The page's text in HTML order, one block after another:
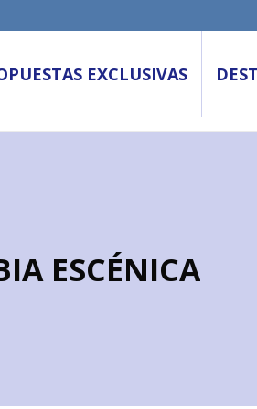
EXCLUSIVAS
ESCÉNICA